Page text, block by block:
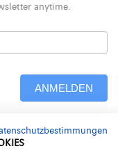
anytime.
ANMELDEN